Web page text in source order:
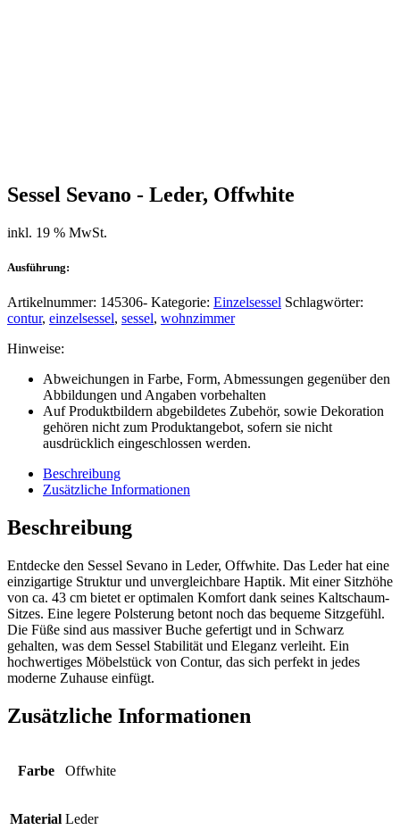
Sessel Sevano - Leder, Offwhite
inkl. 19 % MwSt.
Ausführung:
Artikelnummer: 145306- Kategorie: Einzelsessel Schlagwörter:
contur, einzelsessel, sessel, wohnzimmer
Hinweise:
Abweichungen in Farbe, Form, Abmessungen gegenüber den
Abbildungen und Angaben vorbehalten
Auf Produktbildern abgebildetes Zubehör, sowie Dekoration
gehören nicht zum Produktangebot, sofern sie nicht
ausdrücklich eingeschlossen werden.
Beschreibung
Zusätzliche Informationen
Beschreibung
Entdecke den Sessel Sevano in Leder, Offwhite. Das Leder hat eine
einzigartige Struktur und unvergleichbare Haptik. Mit einer Sitzhöhe
von ca. 43 cm bietet er optimalen Komfort dank seines Kaltschaum-
Sitzes. Eine legere Polsterung betont noch das bequeme Sitzgefühl.
Die Füße sind aus massiver Buche gefertigt und in Schwarz
gehalten, was dem Sessel Stabilität und Eleganz verleiht. Ein
hochwertiges Möbelstück von Contur, das sich perfekt in jedes
moderne Zuhause einfügt.
Zusätzliche Informationen
Farbe Offwhite
Material Leder